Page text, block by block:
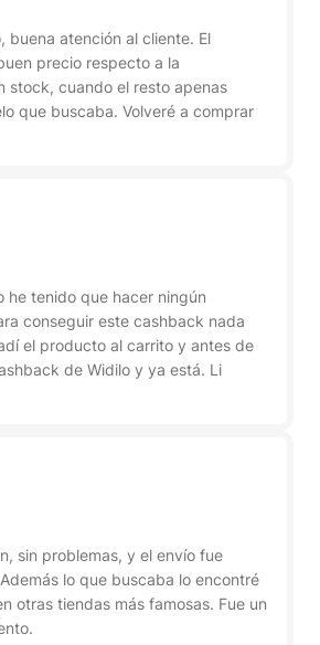
buena atención al cliente. El
precio respecto a la
stock, cuando el resto apenas
que buscaba. Volveré a comprar
he tenido que hacer ningún
conseguir este cashback nada
el producto al carrito y antes de
de Widilo y ya está. Li
sin problemas, y el envío fue
lo que buscaba lo encontré
otras tiendas más famosas. Fue un